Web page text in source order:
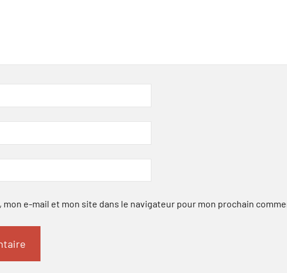
e-mail et mon site dans le navigateur pour mon prochain